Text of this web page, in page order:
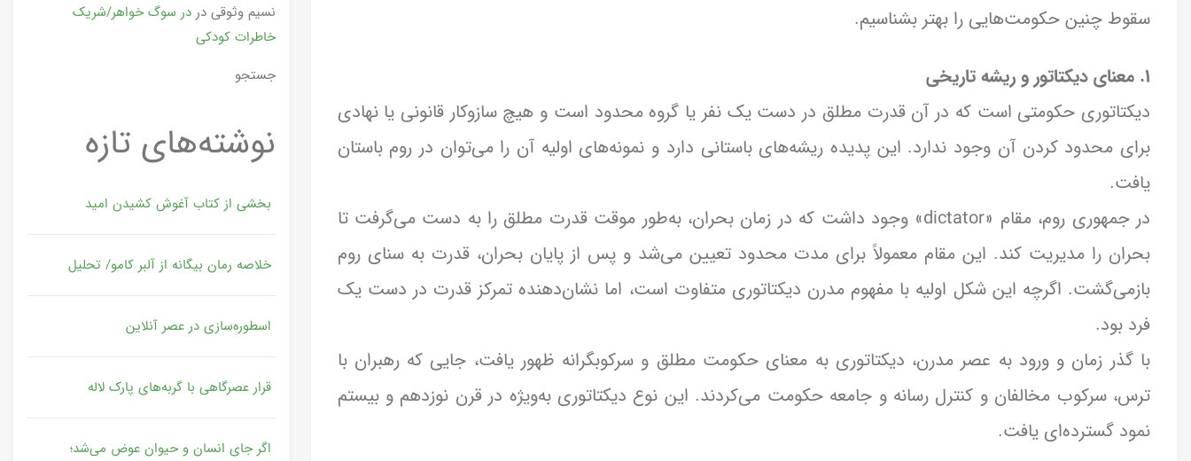
سقوط چنین حکومت‌هایی را بهتر بشناسیم.
۱. معنای دیکتاتور و ریشه تاریخی
دیکتاتوری حکومتی است که در آن قدرت مطلق در دست یک نفر یا گروه محدود است و هیچ سازوکار قانونی یا نهادی
برای محدود کردن آن وجود ندارد. این پدیده ریشه‌های باستانی دارد و نمونه‌های اولیه آن را می‌توان در روم باستان
یافت.
در جمهوری روم، مقام «dictator» وجود داشت که در زمان بحران، به‌طور موقت قدرت مطلق را به دست می‌گرفت تا
بحران را مدیریت کند. این مقام معمولاً برای مدت محدود تعیین می‌شد و پس از پایان بحران، قدرت به سنای روم
بازمی‌گشت. اگرچه این شکل اولیه با مفهوم مدرن دیکتاتوری متفاوت است، اما نشان‌دهنده تمرکز قدرت در دست یک
فرد بود.
با گذر زمان و ورود به عصر مدرن، دیکتاتوری به معنای حکومت مطلق و سرکوبگرانه ظهور یافت، جایی که رهبران با
ترس، سرکوب مخالفان و کنترل رسانه و جامعه حکومت می‌کردند. این نوع دیکتاتوری به‌ویژه در قرن نوزدهم و بیستم
نمود گسترده‌ای یافت.
نسیم وثوقی دردر سوگ خواهر/شریک
خاطرات کودکی
جستجو
نوشته‌های تازه
بخشی از کتاب آغوش کشیدن امید
خلاصه رمان بیگانه از آلبر کامو/ تحلیل
اسطوره‌سازی در عصر آنلاین
قرار عصرگاهی با گربه‌های پارک لاله
اگر جای انسان و حیوان عوض می‌شد؛